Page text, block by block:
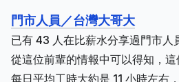
門市人員／台灣大哥大
已有 43 人在比薪水分享過門市人
從這位前輩的情報中可以得知，這
每日平均工時大約是 11 小時左右